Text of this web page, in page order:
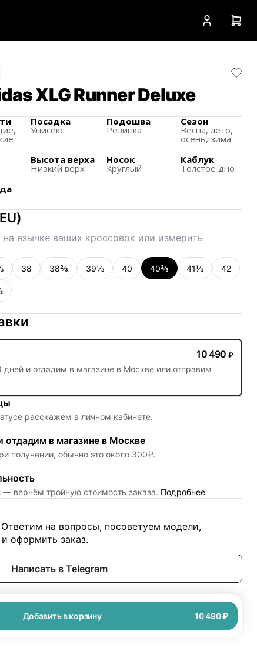
XLG Runner Deluxe
Посадка
Унисекс
Подошва
Резинка
Сезон
Весна, лето,
осень, зима
Высота верха
Низкий верх
Носок
Круглый
Каблук
Толстое дно
EU)
язычке ваших кроссовок или измерить
38 38⅔ 39⅓ 40 40⅔ 41⅓ 42
10 490 ₽
дней и отдадим в магазине в Москве или отправим
расскажем в личном кабинете.
в магазине в Москве
получении, обычно это около 300₽.
— вернём тройную стоимость заказа. Подробнее
на вопросы, посоветуем модели,
оформить заказ.
Написать в Telegram
Добавить в корзину 10 490 ₽